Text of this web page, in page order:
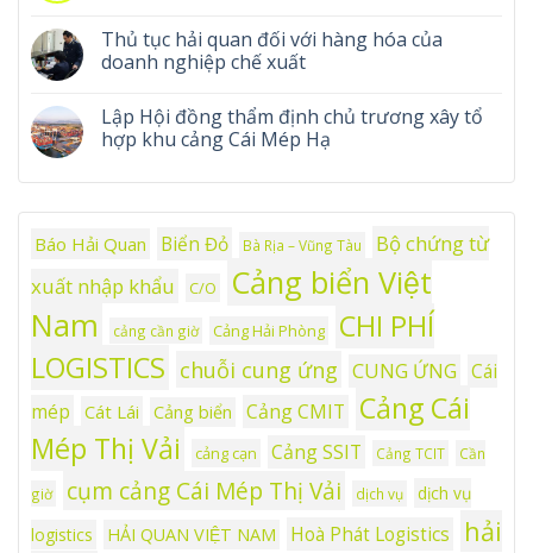
Thủ tục hải quan đối với hàng hóa của
doanh nghiệp chế xuất
Lập Hội đồng thẩm định chủ trương xây tổ
hợp khu cảng Cái Mép Hạ
Báo Hải Quan Biển Đỏ Bà Rịa – Vũng Tàu
Bộ chứng từ
xuất nhập khẩu
C/O
Cảng biển Việt
Nam
cảng cần giờ Cảng Hải Phòng
CHI PHÍ
LOGISTICS chuỗi cung ứng CUNG ỨNG Cái
mép
Cát Lái Cảng biển Cảng CMIT
Cảng Cái
Mép Thị Vải
cảng cạn Cảng SSIT Cảng TCIT Cần
giờ cụm cảng Cái Mép Thị Vải dịch vụ
dịch vụ
logistics
HẢI QUAN VIỆT NAM Hoà Phát Logistics
hải